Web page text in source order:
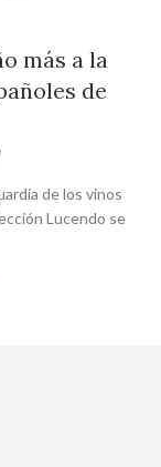
más a la
de
de los vinos
Lucendo se